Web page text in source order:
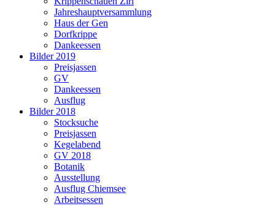
Jahreshauptversammlung
Haus der Gen
Dorfkrippe
Dankeessen
Bilder 2019
Preisjassen
GV
Dankeessen
Ausflug
Bilder 2018
Stocksuche
Preisjassen
Kegelabend
GV 2018
Botanik
Ausstellung
Ausflug Chiemsee
Arbeitsessen